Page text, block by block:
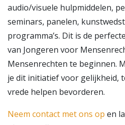
audio/visuele hulpmiddelen,
seminars, panelen,
programma’s. Dit is de
van Jongeren voor
Mensenrechten te beginnen.
je dit initiatief voor gelijkheid,
vrede helpen bevorderen.
Neem contact met ons op en